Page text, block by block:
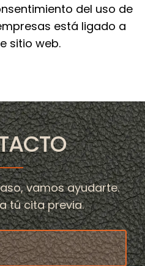
del uso de
está ligado a
sitio web.
vamos ayudarte.
tú cita previa.